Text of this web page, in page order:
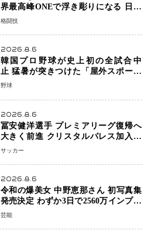
界最高峰ONEで浮き彫りになる 日本
キックボクシングが直面する“技術
格闘技
2026.8.6
韓国プロ野球が史上初の全試合中
止 猛暑が突きつけた「屋外スポーツ
の限界」 日本発のドーム型施設時代
野球
2026.8.6
冨安健洋選手 プレミアリーグ復帰へ
大きく前進 クリスタルパレス加入目
前 メディカルチェックも通過
サッカー
2026.8.6
令和の爆美女 中野恵那さん 初写真集
発売決定 わずか3日で2560万インプレ
ッションを記録した話題の美貌を凝縮
芸能